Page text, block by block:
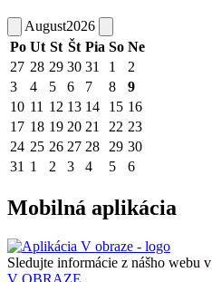
August2026
Po Ut St Št Pia So Ne
27 28 29 30 31 1
2
3
4 5 6 7 8
9
10 11 12 13 14 15 16
17 18 19 20 21 22 23
24 25 26 27 28 29 30
31 1 2 3 4 5 6
Mobilná aplikácia
Sledujte informácie z nášho webu v
V OBRAZE.